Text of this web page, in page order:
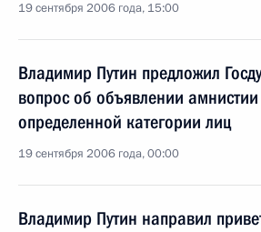
19 сентября 2006 года, 15:00
Владимир Путин предложил
вопрос об объявлении
определенной категории лиц
19 сентября 2006 года, 00:00
Владимир Путин направил